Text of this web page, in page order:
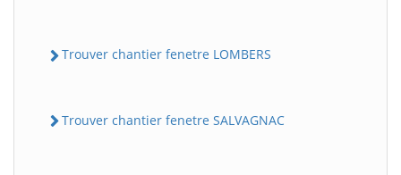
Trouver chantier fenetre LOMBERS
Trouver chantier fenetre SALVAGNAC